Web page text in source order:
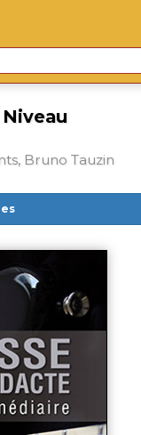
Bruno Tauzin